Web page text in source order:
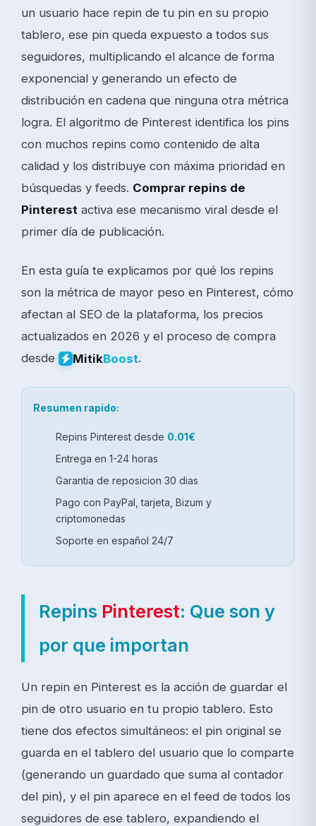
un usuario hace repin de tu pin en su propio
tablero, ese pin queda expuesto a todos sus
seguidores, multiplicando el alcance de forma
exponencial y generando un efecto de
distribución en cadena que ninguna otra métrica
logra. El algoritmo de Pinterest identifica los pins
con muchos repins como contenido de alta
calidad y los distribuye con máxima prioridad en
búsquedas y feeds. Comprar repins de
Pinterest activa ese mecanismo viral desde el
primer día de publicación.
En esta guía te explicamos por qué los repins
son la métrica de mayor peso en Pinterest, cómo
afectan al SEO de la plataforma, los precios
actualizados en 2026 y el proceso de compra
desde
MitikBoost.
Resumen rapido:
Repins Pinterest desde 0.01€
Entrega en 1-24 horas
Garantia de reposicion 30 dias
Pago con PayPal, tarjeta, Bizum y
criptomonedas
Soporte en español 24/7
Repins Pinterest: Que son y
por que importan
Un repin en Pinterest es la acción de guardar el
pin de otro usuario en tu propio tablero. Esto
tiene dos efectos simultáneos: el pin original se
guarda en el tablero del usuario que lo comparte
(generando un guardado que suma al contador
del pin), y el pin aparece en el feed de todos los
seguidores de ese tablero, expandiendo el